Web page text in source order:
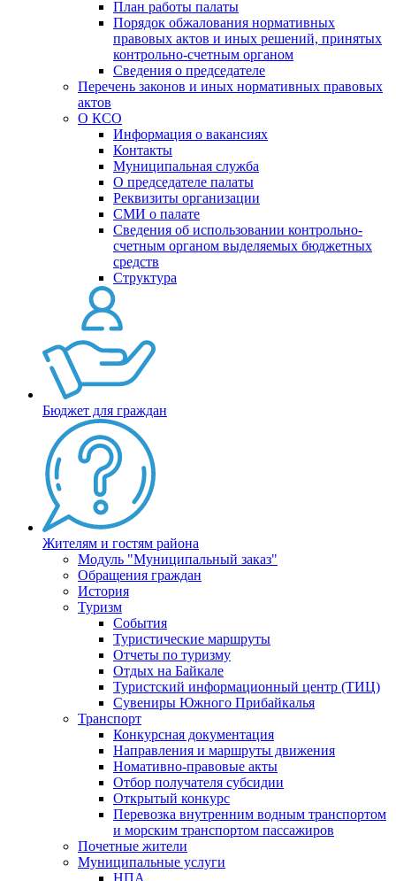
План работы палаты
Порядок обжалования нормативных
правовых актов и иных решений, принятых
контрольно-счетным органом
Сведения о председателе
Перечень законов и иных нормативных правовых
актов
О КСО
Информация о вакансиях
Контакты
Муниципальная служба
О председателе палаты
Реквизиты организации
СМИ о палате
Сведения об использовании контрольно-
счетным органом выделяемых бюджетных
средств
Структура
Бюджет для граждан
Жителям и гостям района
Модуль "Муниципальный заказ"
Обращения граждан
История
Туризм
События
Туристические маршруты
Отчеты по туризму
Отдых на Байкале
Туристский информационный центр (ТИЦ)
Сувениры Южного Прибайкалья
Транспорт
Конкурсная документация
Направления и маршруты движения
Номативно-правовые акты
Отбор получателя субсидии
Открытый конкурс
Перевозка внутренним водным транспортом
и морским транспортом пассажиров
Почетные жители
Муниципальные услуги
НПА